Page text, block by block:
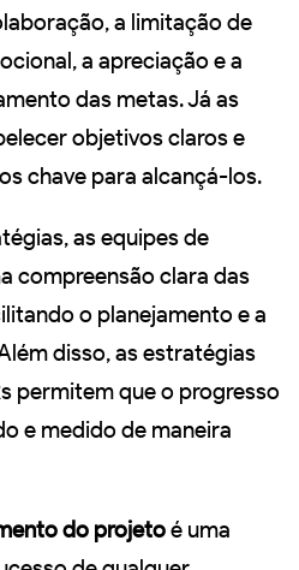
a limitação de
a apreciação e a
das metas. Já as
objetivos claros e
chave para alcançá-los.
as equipes de
compreensão clara das
o planejamento e a
disso, as estratégias
permitem que o progresso
e medido de maneira
do projetoé uma